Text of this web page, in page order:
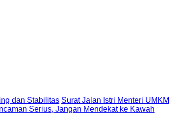
dan Stabilitas Surat Jalan Istri Menteri UMKM
Serius, Jangan Mendekat ke Kawah